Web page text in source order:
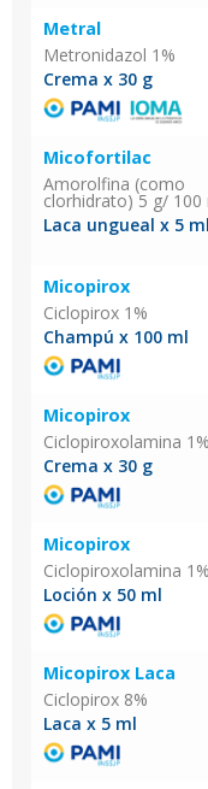
Metral
Metronidazol 1%
Crema x 30 g
Micofortilac
Amorolfina (como
clorhidrato) 5 g/ 100
Laca ungueal x 5 ml
Micopirox
Ciclopirox 1%
Champú x 100 ml
Micopirox
Ciclopiroxolamina 1%
Crema x 30 g
Micopirox
Ciclopiroxolamina 1%
Loción x 50 ml
Micopirox Laca
Ciclopirox 8%
Laca x 5 ml